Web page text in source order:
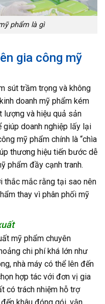
phẩm là gì
gia công mỹ
sút trầm trọng và không
doanh mỹ phẩm kém
lượng và hiệu quả sản
giúp doanh nghiệp lấy lại
mỹ phẩm chính là “chìa
thương hiệu tiến bước dễ
phẩm đầy cạnh tranh.
thắc mắc rằng tại sao nên
thay vì phân phối mỹ
mỹ phẩm chuyên
chi phí khá lớn như
nhà máy có thể lên đến
hợp tác với đơn vị gia
có trách nhiệm hỗ trợ
khâu đóng gói, vận